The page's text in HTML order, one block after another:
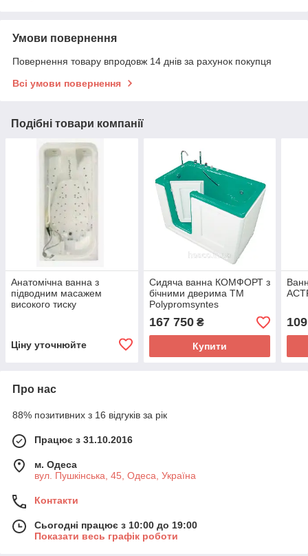
Умови повернення
Повернення товару впродовж 14 днів за рахунок покупця
Всі умови повернення
Подібні товари компанії
Анатомічна ванна з
підводним масажем
високого тиску
Ціну уточнюйте
Сидяча ванна КОМФОРТ з
бічними дверима TM
Polypromsyntes
167 750₴
Купити
Про нас
88% позитивних з 16 відгуків за рік
Працює з 31.10.2016
м. Одеса
вул. Пушкінська, 45, Одеса, Україна
Контакти
Сьогодні працює з 10:00 до 19:00
Показати весь графік роботи